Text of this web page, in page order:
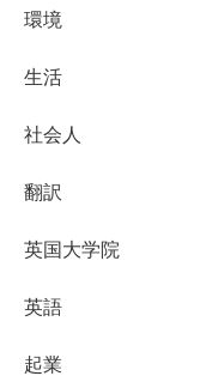
環境
生活
社会人
翻訳
英国大学院
英語
起業